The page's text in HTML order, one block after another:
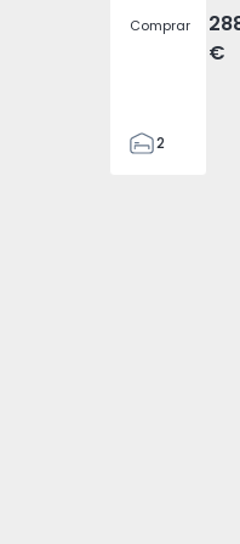
Comprar
€
2